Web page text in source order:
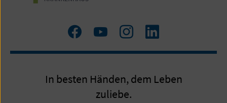
Zum
Facebook
Zum
YouTube
Zum
Instagram
LinkedIn
In besten Händen, dem Leben
zuliebe.